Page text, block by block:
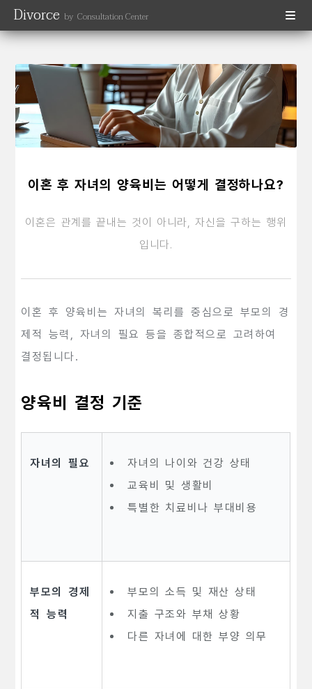
Divorce by Consultation Center
이혼 후 자녀의 양육비는 어떻게 결정하나요?
이혼은 관계를 끝내는 것이 아니라, 자신을 구하는 행위
입니다.
이혼 후 양육비는 자녀의 복리를 중심으로 부모의 경
제적 능력, 자녀의 필요 등을 종합적으로 고려하여
결정됩니다.
양육비 결정 기준
자녀의 필요
자녀의 나이와 건강 상태
교육비 및 생활비
특별한 치료비나 부대비용
부모의 경제
적 능력
부모의 소득 및 재산 상태
지출 구조와 부채 상황
다른 자녀에 대한 부양 의무